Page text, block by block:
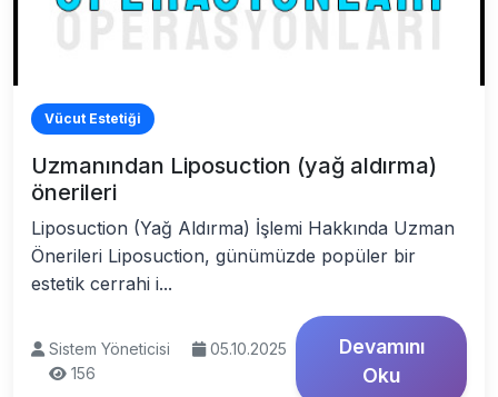
Vücut Estetiği
Uzmanından Liposuction (yağ aldırma)
önerileri
Liposuction (Yağ Aldırma) İşlemi Hakkında Uzman
Önerileri Liposuction, günümüzde popüler bir
estetik cerrahi i...
Sistem Yöneticisi
05.10.2025
156
Devamını
Oku